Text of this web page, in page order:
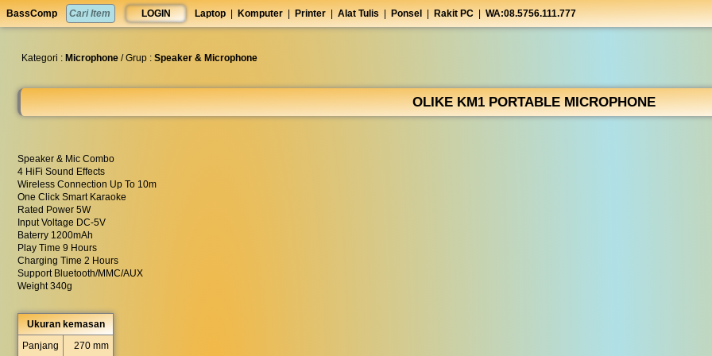
BassComp LOGIN Laptop Komputer Printer Alat Tulis Ponsel Rakit PC WA:08.5756.111.777
anti
lelet
Kategori : Microphone / Grup : Speaker & Microphone
OLIKE KM1 PORTABLE MICROPHONE
Speaker & Mic Combo
4 HiFi Sound Effects
Wireless Connection Up To 10m
One Click Smart Karaoke
Rated Power 5W
Input Voltage DC-5V
Baterry 1200mAh
Play Time 9 Hours
Charging Time 2 Hours
Support Bluetooth/MMC/AUX
Weight 340g
Ukuran kemasan
Panjang
270 mm